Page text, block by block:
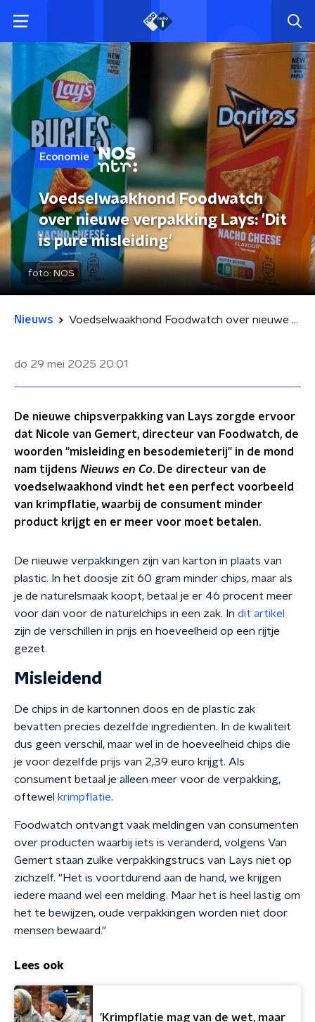
Economie
Voedselwaakhond Foodwatch
over nieuwe verpakking Lays: 'Dit
is pure misleiding'
foto: NOS
Nieuws Voedselwaakhond Foodwatch over nieuwe verpakking Lays: 'Dit is pure misleiding'
do 29 mei 2025 20:01
De nieuwe chipsverpakking van Lays zorgde ervoor
dat Nicole van Gemert, directeur van Foodwatch, de
woorden "misleiding en besodemieterij" in de mond
nam tijdens Nieuws en Co. De directeur van de
voedselwaakhond vindt het een perfect voorbeeld
van krimpflatie, waarbij de consument minder
product krijgt en er meer voor moet betalen.
De nieuwe verpakkingen zijn van karton in plaats van
plastic. In het doosje zit 60 gram minder chips, maar als
je de naturelsmaak koopt, betaal je er 46 procent meer
voor dan voor de naturelchips in een zak. In dit artikel
zijn de verschillen in prijs en hoeveelheid op een rijtje
gezet.
Misleidend
De chips in de kartonnen doos en de plastic zak
bevatten precies dezelfde ingrediënten. In de kwaliteit
dus geen verschil, maar wel in de hoeveelheid chips die
je voor dezelfde prijs van 2,39 euro krijgt. Als
consument betaal je alleen meer voor de verpakking,
oftewel krimpflatie.
Foodwatch ontvangt vaak meldingen van consumenten
over producten waarbij iets is veranderd, volgens Van
Gemert staan zulke verpakkingstrucs van Lays niet op
zichzelf. "Het is voortdurend aan de hand, we krijgen
iedere maand wel een melding. Maar het is heel lastig om
het te bewijzen, oude verpakkingen worden niet door
mensen bewaard."
Lees ook
'Krimpflatie mag van de wet, maar